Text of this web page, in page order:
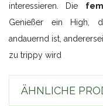
interessieren. Die
Genießer ein High,
andauernd ist,
zu trippy wird
ÄHNLICHE